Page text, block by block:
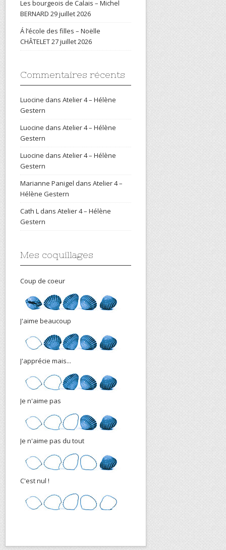
Les bourgeois de Calais – Michel
BERNARD 29 juillet 2026
Á l’école des filles – Noëlle
CHÂTELET27 juillet 2026
Commentaires récents
Luocine dans Atelier 4 – Hélène
Gestern
Luocine dans Atelier 4 – Hélène
Gestern
Luocine dans Atelier 4 – Hélène
Gestern
Marianne Panigel dans Atelier 4 –
Hélène Gestern
Cath L dans Atelier 4 – Hélène
Gestern
Mes coquillages
Coup de coeur
J'aime beaucoup
J'apprécie mais...
Je n'aime pas
Je n'aime pas du tout
C'est nul !